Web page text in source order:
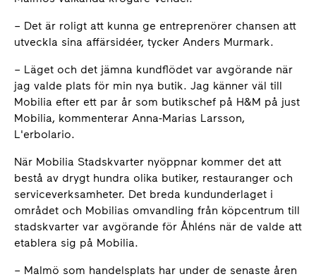
– Det är roligt att kunna ge entreprenörer chansen att
utveckla sina affärsidéer, tycker Anders Murmark.
– Läget och det jämna kundflödet var avgörande när
jag valde plats för min nya butik. Jag känner väl till
Mobilia efter ett par år som butikschef på H&M på just
Mobilia, kommenterar Anna-Marias Larsson,
L'erbolario.
När Mobilia Stadskvarter nyöppnar kommer det att
bestå av drygt hundra olika butiker, restauranger och
serviceverksamheter. Det breda kundunderlaget i
området och Mobilias omvandling från köpcentrum till
stadskvarter var avgörande för Åhléns när de valde att
etablera sig på Mobilia.
– Malmö som handelsplats har under de senaste åren